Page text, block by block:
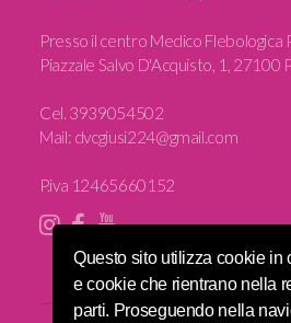
Questo sito utilizza cookie in
e cookie che rientrano nella
parti. Proseguendo nella
Presso il centro Medico Flebologica
Piazzale Salvo D'Acquisto, 1, 27100
Cel. 3939054502
Mail: dvcgiusi224@gmail.com
P.iva 12465660152